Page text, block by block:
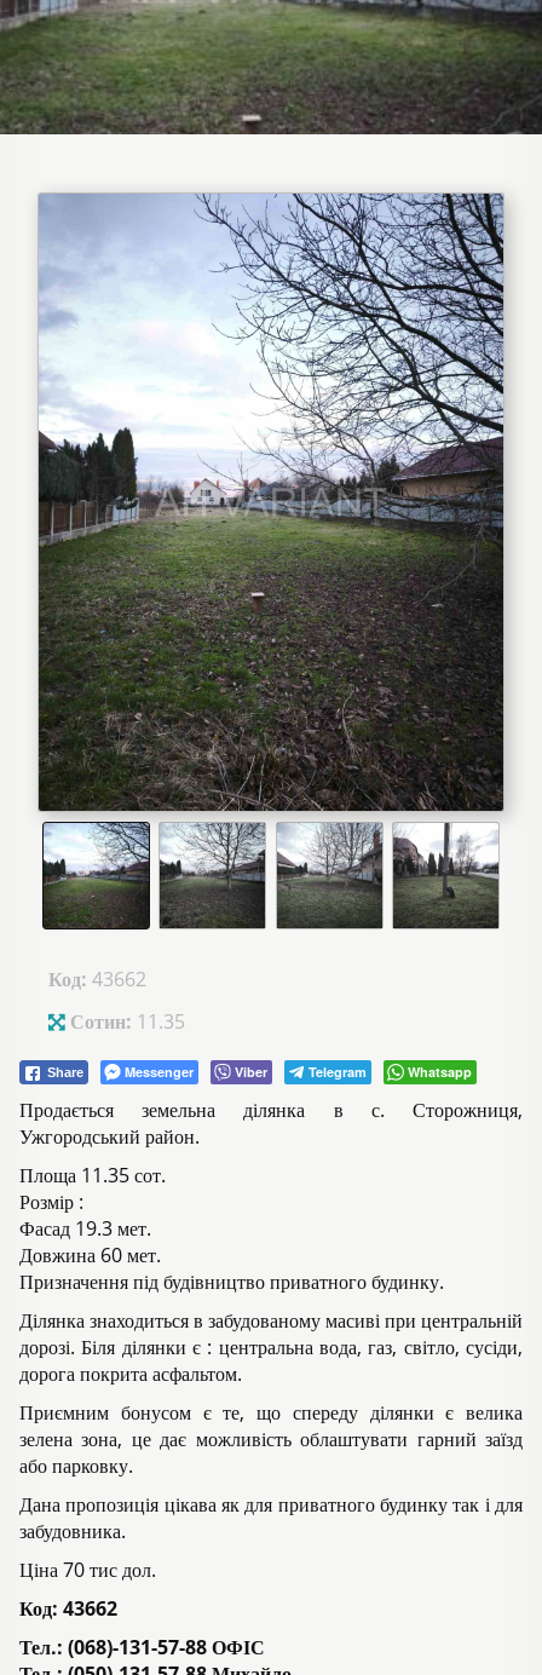
Код: 43662
Сотин: 11.35
Share Messenger Viber Telegram Whatsapp
Продається земельна ділянка в с. Сторожниця,
Ужгородський район.
Площа 11.35 сот.
Розмір :
Фасад 19.3 мет.
Довжина 60 мет.
Призначення під будівництво приватного будинку.
Ділянка знаходиться в забудованому масиві при центральній
дорозі. Біля ділянки є : центральна вода, газ, світло, сусіди,
дорога покрита асфальтом.
Приємним бонусом є те, що спереду ділянки є велика
зелена зона, це дає можливість облаштувати гарний заїзд
або парковку.
Дана пропозиція цікава як для приватного будинку так і для
забудовника.
Ціна 70 тис дол.
Код: 43662
Тел.: (068)-131-57-88 ОФІС